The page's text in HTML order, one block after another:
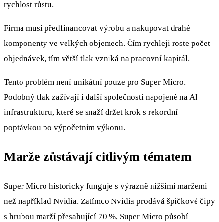
rychlost růstu.
Firma musí předfinancovat výrobu a nakupovat drahé
komponenty ve velkých objemech. Čím rychleji roste počet
objednávek, tím větší tlak vzniká na pracovní kapitál.
Tento problém není unikátní pouze pro Super Micro.
Podobný tlak zažívají i další společnosti napojené na AI
infrastrukturu, které se snaží držet krok s rekordní
poptávkou po výpočetním výkonu.
Marže zůstávají citlivým tématem
Super Micro historicky funguje s výrazně nižšími maržemi
než například Nvidia. Zatímco Nvidia prodává špičkové čipy
s hrubou marží přesahující 70 %, Super Micro působí